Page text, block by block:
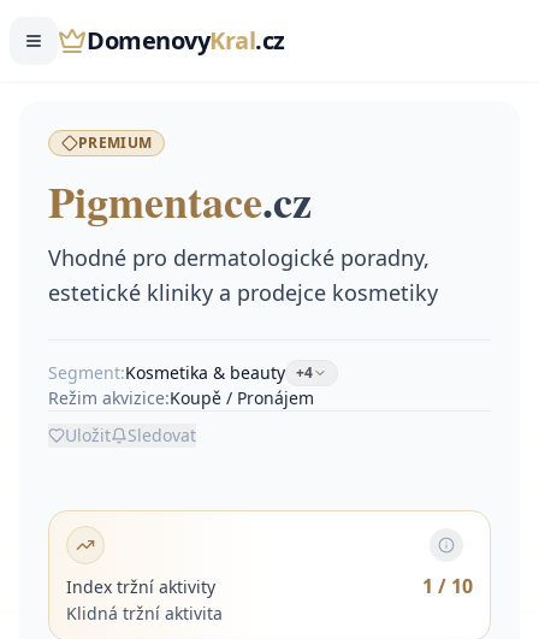
DomenovyKral.cz
PREMIUM
Pigmentace.cz
Vhodné pro dermatologické poradny,
estetické kliniky a prodejce kosmetiky
Segment:Kosmetika & beauty +4
Režim akvizice:Koupě / Pronájem
Uložit
Sledovat
Index tržní aktivity 1 / 10
Klidná tržní aktivita